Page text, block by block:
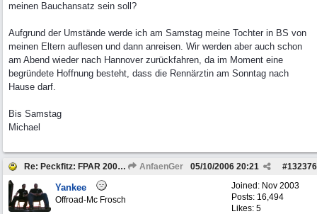
meinen Bauchansatz sein soll?
Aufgrund der Umstände werde ich am Samstag meine Tochter in BS von
meinen Eltern auflesen und dann anreisen. Wir werden aber auch schon
am Abend wieder nach Hannover zurückfahren, da im Moment eine
begründete Hoffnung besteht, dass die Rennärztin am Sonntag nach
Hause darf.
Bis Samstag
Michael
Re: Peckfitz: FPAR 2006 vom 06. bis 08.10.2006 AnfaenGer #132376
05/10/2006 20:21
Joined: Nov 2003
Posts: 16,494
Likes: 5
Yankee
Offroad-Mc Frosch